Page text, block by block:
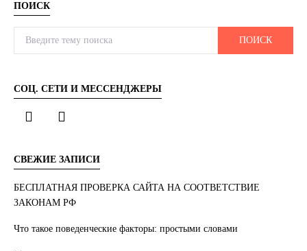
ПОИСК
ПОИСК
СОЦ. СЕТИ И МЕССЕНДЖЕРЫ
СВЕЖИЕ ЗАПИСИ
БЕСПЛАТНАЯ ПРОВЕРКА САЙТА НА СООТВЕТСТВИЕ
ЗАКОНАМ РФ
Что такое поведенческие факторы: простыми словами